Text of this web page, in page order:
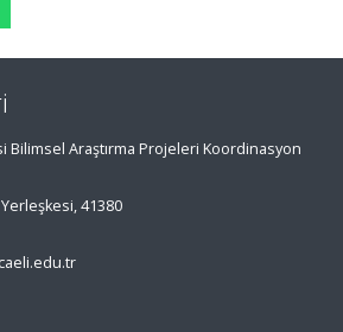
Bilimsel Araştırma Projeleri Koordinasyon
41380